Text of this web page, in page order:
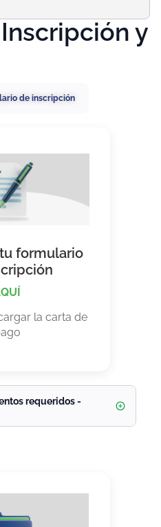
y
de inscripción
formulario
la carta de
requeridos -